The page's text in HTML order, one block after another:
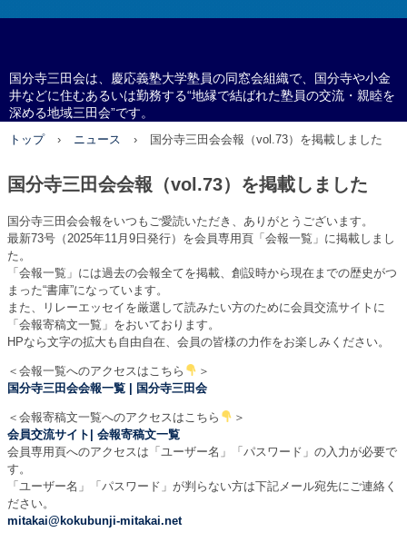
国分寺三田会
国分寺三田会は、慶応義塾大学塾員の同窓会組織で、国分寺や小金
井などに住むあるいは勤務する“地縁で結ばれた塾員の交流・親睦を
深める地域三田会”です。
トップ › ニュース › 国分寺三田会会報（vol.73）を掲載しました
国分寺三田会会報（vol.73）を掲載しました
国分寺三田会会報をいつもご愛読いただき、ありがとうございます。
最新73号（2025年11月9日発行）を会員専用頁「会報一覧」に掲載しまし
た。
「会報一覧」には過去の会報全てを掲載、創設時から現在までの歴史がつ
まった“書庫”になっています。
また、リレーエッセイを厳選して読みたい方のために会員交流サイトに
「会報寄稿文一覧」をおいております。
HPなら文字の拡大も自由自在、会員の皆様の力作をお楽しみください。
＜会報一覧へのアクセスはこちら
＞
国分寺三田会会報一覧 | 国分寺三田会
＜会報寄稿文一覧へのアクセスはこちら
＞
会員交流サイト| 会報寄稿文一覧
会員専用頁へのアクセスは「ユーザー名」「パスワード」の入力が必要で
す。
「ユーザー名」「パスワード」が判らない方は下記メール宛先にご連絡く
ださい。
mitakai@kokubunji-mitakai.net